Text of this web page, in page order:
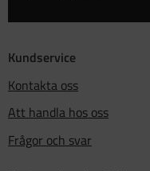
Kundservice
Kontakta oss
Att handla hos oss
Frågor och svar